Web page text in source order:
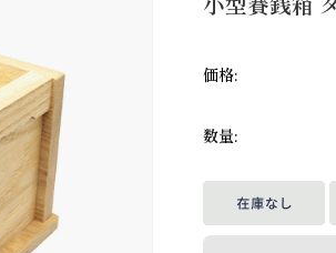
価格:
数量: